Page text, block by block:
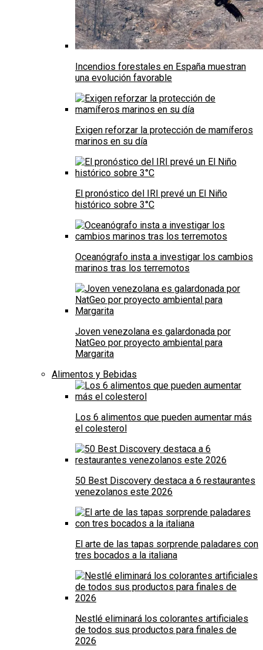
Incendios forestales en España muestran
una evolución favorable
Exigen reforzar la protección de mamíferos
marinos en su día
El pronóstico del IRI prevé un El Niño
histórico sobre 3°C
Oceanógrafo insta a investigar los cambios
marinos tras los terremotos
Joven venezolana es galardonada por
NatGeo por proyecto ambiental para
Margarita
Alimentos y Bebidas
Los 6 alimentos que pueden aumentar más
el colesterol
50 Best Discovery destaca a 6 restaurantes
venezolanos este 2026
El arte de las tapas sorprende paladares con
tres bocados a la italiana
Nestlé eliminará los colorantes artificiales
de todos sus productos para finales de
2026